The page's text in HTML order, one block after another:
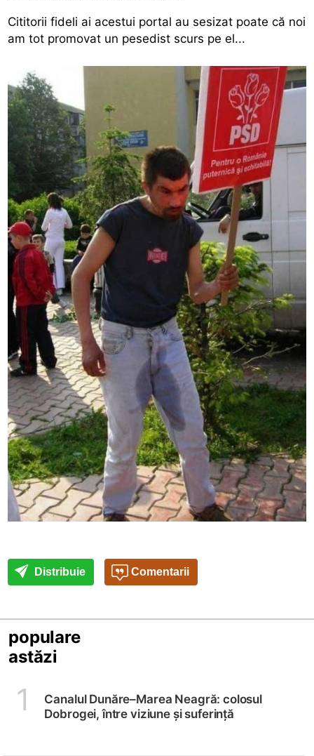
Cititorii fideli ai acestui portal au sesizat poate că noi
am tot promovat un pesedist scurs pe el...
Distribuie Comentarii
populare
astăzi
1
Canalul Dunăre–Marea Neagră: colosul
Dobrogei, între viziune și suferință